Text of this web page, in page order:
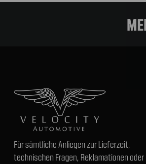
Für sämtliche Anliegen zur Lieferzeit,
technischen Fragen, Reklamationen oder